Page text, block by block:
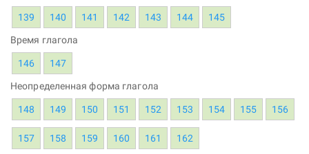
139 140 141 142 143 144 145
Время глагола
146 147
Неопределенная форма глагола
148 149 150 151 152 153 154 155 156
157 158 159 160 161 162